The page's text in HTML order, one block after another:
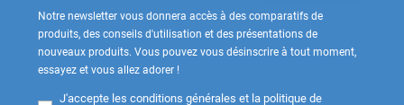
Notre newsletter vous donnera accès à des comparatifs de
produits, des conseils d'utilisation et des présentations de
nouveaux produits. Vous pouvez vous désinscrire à tout moment,
essayez et vous allez adorer !
J'accepte les conditions générales et la politique de